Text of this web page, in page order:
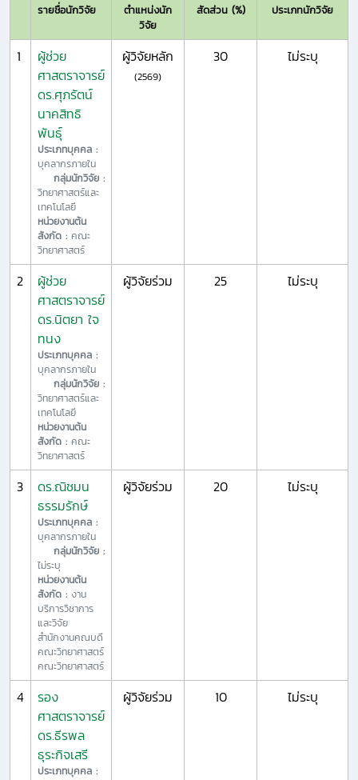
รายชื่อนักวิจัย
ตำแหน่งนัก
วิจัย
สัดส่วน (%) ประเภทนักวิจัย
1
ผู้ช่วย
ศาสตราจารย์
ดร.ศุภรัตน์
นาคสิทธิ
พันธุ์
ประเภทบุคคล :
บุคลากรภายใน
กลุ่มนักวิจัย :
วิทยาศาสตร์และ
เทคโนโลยี
หน่วยงานต้น
สังกัด : คณะ
วิทยาศาสตร์
ผู้วิจัยหลัก
(2569)
30 ไม่ระบุ
2
ผู้ช่วย
ศาสตราจารย์
ดร.นิตยา ใจ
ทนง
ประเภทบุคคล :
บุคลากรภายใน
กลุ่มนักวิจัย :
วิทยาศาสตร์และ
เทคโนโลยี
หน่วยงานต้น
สังกัด : คณะ
วิทยาศาสตร์
ผู้วิจัยร่วม 25 ไม่ระบุ
3
ดร.ณิชมน
ธรรมรักษ์
ประเภทบุคคล :
บุคลากรภายใน
กลุ่มนักวิจัย :
ไม่ระบุ
หน่วยงานต้น
สังกัด : งาน
บริการวิชาการ
และวิจัย
สำนักงานคณบดี
คณะวิทยาศาสตร์
คณะวิทยาศาสตร์
ผู้วิจัยร่วม 20 ไม่ระบุ
4
รอง
ศาสตราจารย์
ดร.ธีรพล
ธุระกิจเสรี
ประเภทบุคคล :
ผู้วิจัยร่วม 10 ไม่ระบุ